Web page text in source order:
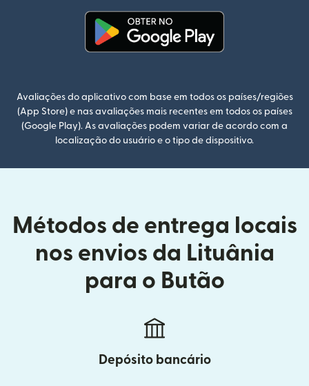
Avaliações do aplicativo com base em todos os países/regiões
(App Store) e nas avaliações mais recentes em todos os países
(Google Play). As avaliações podem variar de acordo com a
localização do usuário e o tipo de dispositivo.
Métodos de entrega locais
nos envios da Lituânia
para o Butão
Depósito bancário